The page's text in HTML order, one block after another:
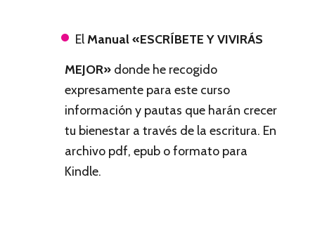
ElManual «ESCRÍBETE Y VIVIRÁS
MEJOR» donde he recogido
expresamente para este curso
información y pautas que harán crecer
tu bienestar a través de la escritura. En
archivo pdf, epub o formato para
Kindle.